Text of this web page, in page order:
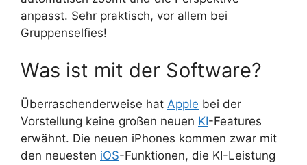
anpasst. Sehr praktisch, vor allem bei
Gruppenselfies!
Was ist mit der Software?
Überraschenderweise hat Apple bei der
Vorstellung keine großen neuen KI-Features
erwähnt. Die neuen iPhones kommen zwar mit
den neuesten iOS-Funktionen, die KI-Leistung